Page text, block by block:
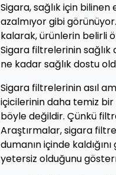
Sigara, sağlık için
azalmıyor gibi
kalarak, ürünlerin belirli
Sigara filtrelerinin sağlık
ne kadar sağlık dostu
Sigara filtrelerinin asıl
içicilerinin daha temiz
böyle değildir. Çünkü
Araştırmalar, sigara
dumanın içinde
yetersiz olduğunu